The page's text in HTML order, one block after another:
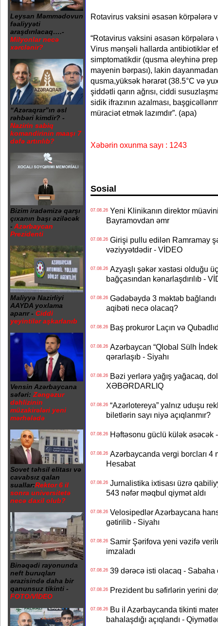
Leysan Məmmədovun
fəaliyyəti
araşdırılacaq….-
Milyonlar necə
xərclənir?
“Azəraqrar”ın əsl
rəhbəri kimdir? -
Nazirin sabiq
komandirinin maaşı 7
dəfə artırılıb?
Bizim iradəmizə qarşı
çıxanın başı əziləcək
- Azərbaycan
Prezidenti
Maliyyə Nazirliyi
AAYDA yoxlama
aparır - Ciddi
yeyintilər aşkarlanıb
Vensin Azərbaycana
səfəri: Zəngəzur
dəhlizinin
müzakirələri yeni
mərhələdə
Sovet təhsil elitası və
cavabsız qalan
suallar:Rektor 6 il
sonra universitetə
necə daxil olub?
Binəqədi rayonunda
neft buruqları
ərazisində daha bir
qanunsuz tikinti -
FOTO/VİDEO
Rotavirus vaksini əsasən körpələrə
“Rotavirus vaksini əsasən körpələrə
Virus mənşəli hallarda antibiotiklər
simptomatikdir (qusma əleyhinə
mayenin bərpası), lakin
qusma,yüksək hərarət (38.5°C və
şiddətli qarın ağrısı, ciddi
sidik ifrazının azalması,
müraciət etmək lazımdır”. (apa)
Xəbərin oxunma sayı : 1243
Sosial
07.08.26Yeni Klinikanın direktor müavini
Bayramovdan əmr
07.08.26Girişi pullu edilən Ramramay
vəziyyətdədir - VİDEO
07.08.26Azyaşlı şəkər xəstəsi olduğu
bağçasından kənarlaşdırılıb -
07.08.26Gədəbəydə 3 məktəb
aqibəti necə olacaq?
07.08.26Baş prokuror Laçın və
07.08.26Azərbaycan “Qlobal Sülh
qərarlaşıb - Siyahı
07.08.26Bəzi yerlərə yağış yağacaq,
XƏBƏRDARLIQ
07.08.26“Azərlotereya” yalnız uduşu
biletlərin sayı niyə açıqlanmır?
07.08.26Həftəsonu güclü külək əsəcək
07.08.26Azərbaycanda vergi borcları 4
Hesabat
07.08.26Jurnalistika ixtisası üzrə
543 nəfər məqbul qiymət aldı
07.08.26Velosipedlər Azərbaycana
gətirilib - Siyahı
07.08.26Samir Şərifova yeni vəzifə
imzaladı
07.08.2639 dərəcə isti olacaq - Sabaha
07.08.26Prezident bu səfirlərin yerini
07.08.26Bu il Azərbaycanda tikinti
bahalaşdığı açıqlandı -